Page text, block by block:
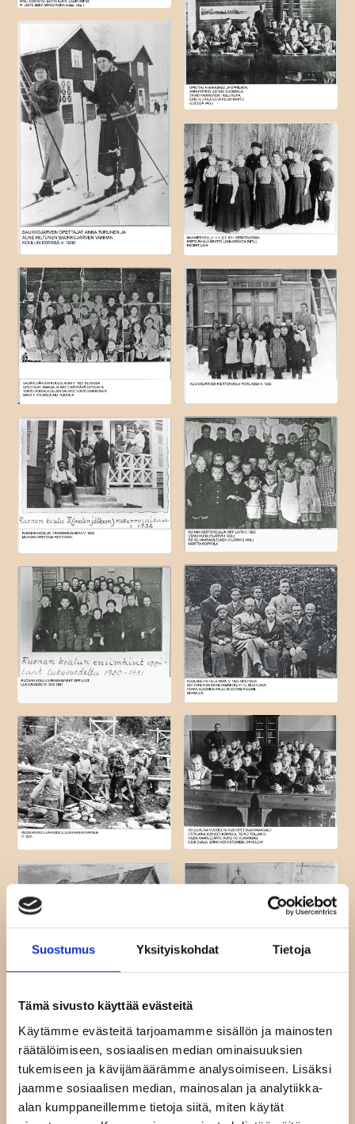
Suostumus Yksityiskohdat Tietoja
Tämä sivusto käyttää evästeitä
Käytämme evästeitä tarjoamamme sisällön ja mainosten
räätälöimiseen, sosiaalisen median ominaisuuksien
tukemiseen ja kävijämäärämme analysoimiseen. Lisäksi
jaamme sosiaalisen median, mainosalan ja analytiikka-
alan kumppaneillemme tietoja siitä, miten käytät